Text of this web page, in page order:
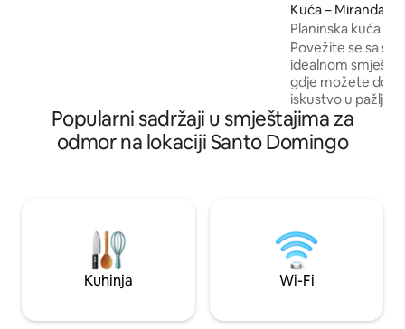
Kuća – Miranda
Planinska kuća s
Edo Mérida
Povežite se sa
idealnom
gdje možete
iskustvo u
kako bi vaš
EntreNubes je
Edo. Merida se
Misbeli i Cristina
Popularni sadržaji u smještajima za
odmor na lokaciji Santo Domingo
Kuhinja Wi-Fi